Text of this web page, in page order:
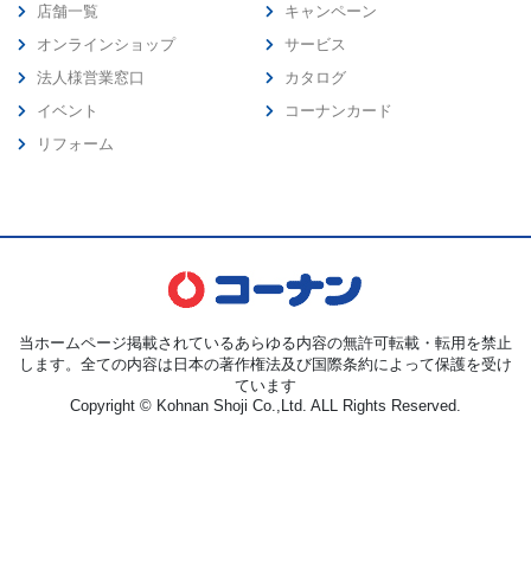
店舗一覧
オンラインショップ
法人様営業窓口
イベント
リフォーム
キャンペーン
サービス
カタログ
コーナンカード
当ホームページ掲載されているあらゆる内容の無許可転載・転用を禁止
します。全ての内容は日本の著作権法及び国際条約によって保護を受け
ています
Copyright © Kohnan Shoji Co.,Ltd. ALL Rights Reserved.